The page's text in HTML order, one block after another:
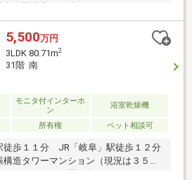
阜」駅徒歩１２分・キッチンには、デ
食器洗い乾燥機、ガラストップコンロ
粧台は収納付き三面鏡、お手入れしや
カウンターです・１．４ｍ×１．８
には「浴室暖房乾燥機」設置されてい
況）には楽器演奏やプライベートシア
トルーム・２５階（現況）には、眺望
ラウンジ、パーティコーナー（所在階
２階、登記簿上２５階）
5,500万円
3LDK 80.71m2
31階 南
モニタ付インターホ
ン
浴室乾燥機
所有権 ペット相談可
徒歩１１分 JR「岐阜」駅徒歩１２分
構造タワーマンション（現況は３５階
側バルコニーは間口約９ｍのワイドス